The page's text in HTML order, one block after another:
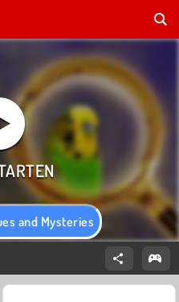
and Mysteries